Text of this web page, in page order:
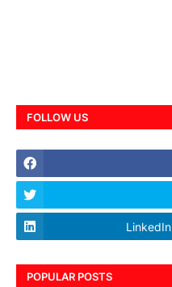
FOLLOW US
LinkedIn
POPULAR POSTS